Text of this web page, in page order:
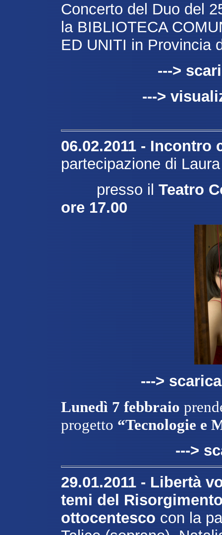
Concerto del Duo del
la BIBLIOTECA
ED UNITI in Provincia
--->
--->
06.02.2011 -
partecipazione di
presso il Teatro
ore 17.00
--->
Lunedì 7 febbraio
progetto “Tecnologie e
--->
29.01.2011 - Libertà
temi del
ottocentesco con la